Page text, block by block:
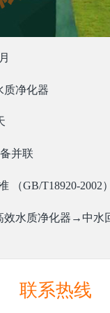
质净化器
并联
（GB/T18920-2002
水质净化器→中水
联系热线